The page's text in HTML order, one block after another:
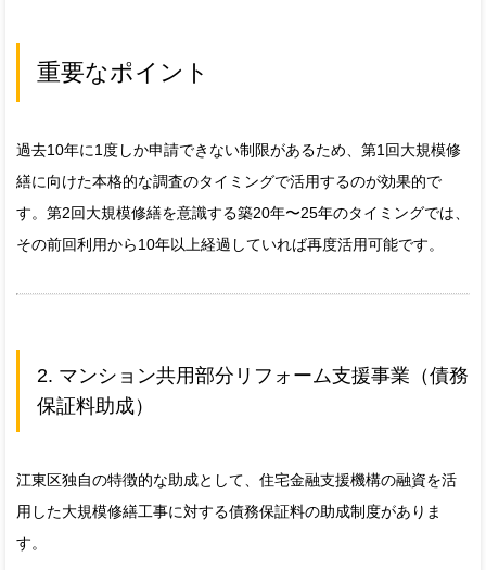
重要なポイント
過去10年に1度しか申請できない制限があるため、第1回大規模修
繕に向けた本格的な調査のタイミングで活用するのが効果的で
す。第2回大規模修繕を意識する築20年〜25年のタイミングでは、
その前回利用から10年以上経過していれば再度活用可能です。
2. マンション共用部分リフォーム支援事業（債務
保証料助成）
江東区独自の特徴的な助成として、住宅金融支援機構の融資を活
用した大規模修繕工事に対する債務保証料の助成制度がありま
す。